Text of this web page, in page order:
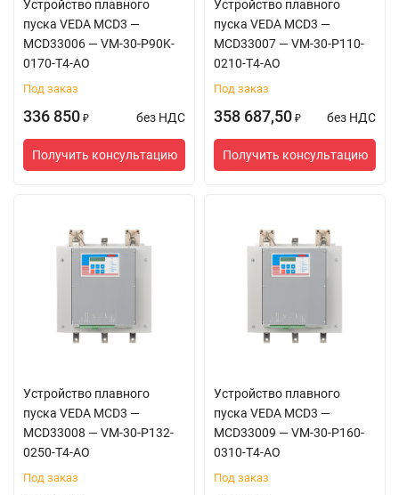
Устройство плавного
пуска VEDA MCD3 —
MCD33006 — VM-30-P90K-
0170-T4-AO
Под заказ
336 850 ₽ без НДС
Получить консультацию
Устройство плавного
пуска VEDA MCD3 —
MCD33007 — VM-30-P110-
0210-T4-AO
Под заказ
358 687,50 ₽ без НДС
Получить консультацию
Устройство плавного
пуска VEDA MCD3 —
MCD33008 — VM-30-P132-
0250-T4-AO
Под заказ
Устройство плавного
пуска VEDA MCD3 —
MCD33009 — VM-30-P160-
0310-T4-AO
Под заказ